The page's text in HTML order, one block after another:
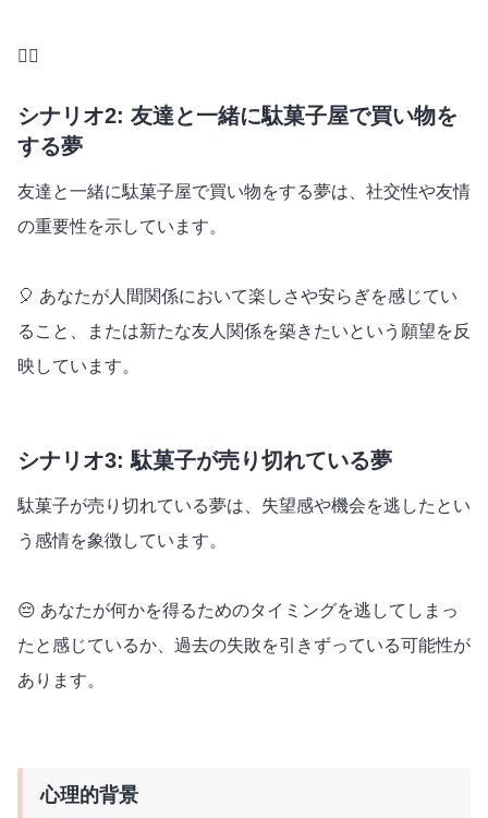
🕵️‍♀️
シナリオ2: 友達と一緒に駄菓子屋で買い物を
する夢
友達と一緒に駄菓子屋で買い物をする夢は、社交性や友情
の重要性を示しています。
🎈 あなたが人間関係において楽しさや安らぎを感じてい
ること、または新たな友人関係を築きたいという願望を反
映しています。
シナリオ3: 駄菓子が売り切れている夢
駄菓子が売り切れている夢は、失望感や機会を逃したとい
う感情を象徴しています。
😔 あなたが何かを得るためのタイミングを逃してしまっ
たと感じているか、過去の失敗を引きずっている可能性が
あります。
心理的背景